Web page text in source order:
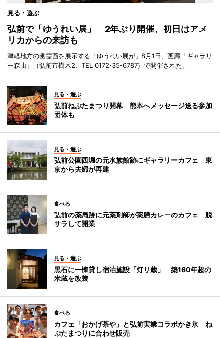
見る・遊ぶ
弘前で「ゆうれい展」 2年ぶり開催、初日はアメ
リカからの来訪も
津軽地方の幽霊画を展示する「ゆうれい展が」8月1日、画廊「ギャラリ
ー森山」（弘前市樹木2、TEL 0172-35-6787）で開催された。
見る・遊ぶ
弘前ねぷたまつり開幕 熊本へメッセージ送る参加
団体も
見る・遊ぶ
弘前公園西堀の元水族館跡にギャラリーカフェ 東
京から夫婦が再建
食べる
弘前の薬局跡に元薬剤師が薬膳カレーのカフェ 脱
サラして開業
見る・遊ぶ
黒石に一棟貸し宿泊施設「灯リ蔵」 築160年超の
米蔵を改装
食べる
カフェ「おかげ茶や」と弘前実業コラボかき氷 ね
ぷたまつりに合わせ販売